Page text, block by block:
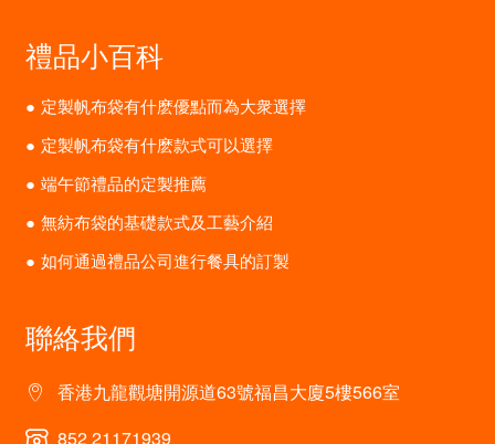
禮品小百科
定製帆布袋有什麽優點而為大衆選擇
定製帆布袋有什麽款式可以選擇
端午節禮品的定製推薦
無紡布袋的基礎款式及工藝介紹
如何通過禮品公司進行餐具的訂製
聯絡我們
香港九龍觀塘開源道63號福昌大廈5樓566室
852 21171939